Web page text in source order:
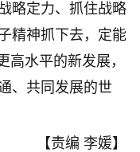
略定力、抓住战略
精神抓下去，定能
高水平的新发展，
、共同发展的世
【责编 李媛】